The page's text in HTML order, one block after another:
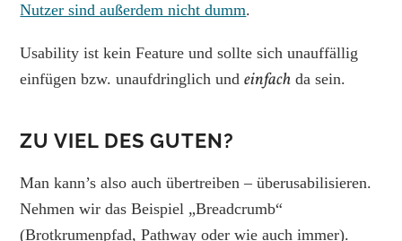
Nutzer sind außerdem nicht dumm.
Usability ist kein Feature und sollte sich unauffällig
einfügen bzw. unaufdringlich undeinfach da sein.
ZU VIEL DES GUTEN?
Man kann’s also auch übertreiben – überusabilisieren.
Nehmen wir das Beispiel „Breadcrumb“
(Brotkrumenpfad, Pathway oder wie auch immer).